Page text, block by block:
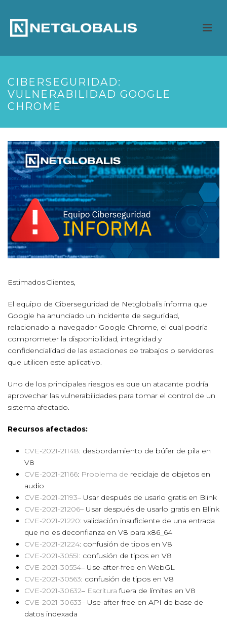
CIBERSEGURIDAD:
VULNERABILIDAD GOOGLE
CHROME
Estimados Clientes,
El equipo de Ciberseguridad de Netglobalis informa que
Google ha anunciado un incidente de seguridad,
relacionado al navegador Google Chrome, el cual podría
comprometer la disponibilidad, integridad y
confidencialidad de las estaciones de trabajos o servidores
que utilicen este aplicativo.
Uno de los principales riesgos es que un atacante podría
aprovechar las vulnerabilidades para tomar el control de un
sistema afectado.
Recursos afectados:
CVE-2021-21148: desbordamiento de búfer de pila en
V8
CVE-2021-21166: Problema de reciclaje de objetos en
audio
CVE-2021-21193– Usar después de usarlo gratis en Blink
CVE-2021-21206– Usar después de usarlo gratis en Blink
CVE-2021-21220: validación insuficiente de una entrada
que no es deconfianza en V8 para x86_64
CVE-2021-21224: confusión de tipos en V8
CVE-2021-30551: confusión de tipos en V8
CVE-2021-30554– Use-after-free en WebGL
CVE-2021-30563: confusión de tipos en V8
CVE-2021-30632– Escritura fuera de límites en V8
CVE-2021-30633– Use-after-free en API de base de
datos indexada